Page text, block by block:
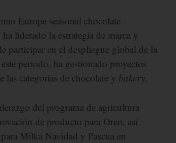
Europe seasonal chocolate
liderado la estrategia de marca y
participar en el despliegue global de la
periodo, ha gestionado proyectos
categorías de chocolate y bakery.
del programa de agricultura
de producto para Oreo, así
Milka Navidad y Pascua en